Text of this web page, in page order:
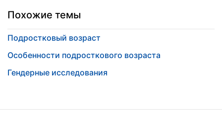
Похожие темы
Подростковый возраст
Особенности подросткового возраста
Гендерные исследования